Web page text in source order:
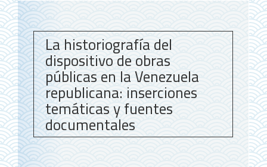
La historiografía del
dispositivo de obras
públicas en la Venezuela
republicana: inserciones
temáticas y fuentes
documentales